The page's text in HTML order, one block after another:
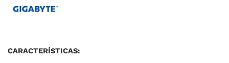
CARACTERÍSTICAS: